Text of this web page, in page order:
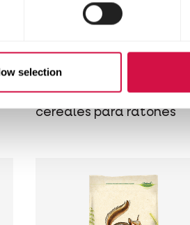
selection
Ratón
Mezcla variada y rica en
cereales para ratones